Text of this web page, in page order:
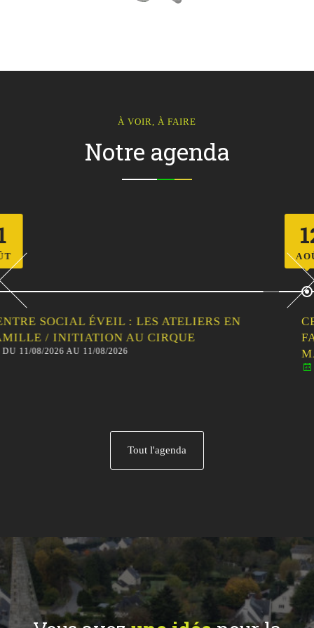
À VOIR, À FAIRE
Notre agenda
AOÛT
CENTRE SOCIAL ÉVEIL : SORTIE
FAMILLE/HABITANTS – VISITE GUIDÉE DE
MALESTROIT
Tout l'agenda